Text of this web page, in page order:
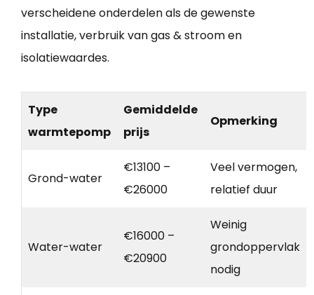
verscheidene onderdelen als de gewenste
installatie, verbruik van gas & stroom en
isolatiewaardes.
Type
warmtepomp
Gemiddelde
prijs
Opmerking
Grond-water
€13100 –
€26000
Veel vermogen,
relatief duur
Water-water
€16000 –
€20900
Weinig
grondoppervlak
nodig